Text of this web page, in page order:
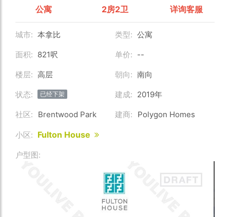
公寓 2房2卫 详询客服
城市: 本拿比 类型: 公寓
面积: 821呎 单价: --
楼层: 高层 朝向: 南向
状态: 已经下架 建成: 2019年
社区: Brentwood Park 建商: Polygon Homes
小区: Fulton House
户型图: